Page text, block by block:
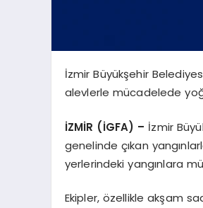
İzmir Büyükşehir
alevlerle mücadelede
İZMİR (İGFA) – İzmir
genelinde çıkan
yerlerindeki yangınlara
Ekipler, özellikle akşam